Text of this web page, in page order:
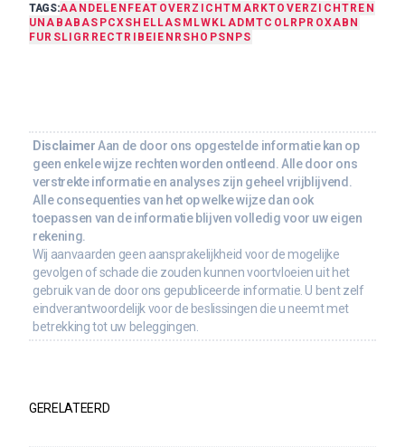
TAGS:AANDELEN FEAT OVERZICHT MARKTOVERZICHT REN
UNA BABASPCXSHELLASMLWKLAD MTCOLR PROXABN
FUR SLIGR RECT RI BEI ENRSHOPSNPS
Disclaimer Aan de door ons opgestelde informatie kan op
geen enkele wijze rechten worden ontleend. Alle door ons
verstrekte informatie en analyses zijn geheel vrijblijvend.
Alle consequenties van het op welke wijze dan ook
toepassen van de informatie blijven volledig voor uw eigen
rekening.
Wij aanvaarden geen aansprakelijkheid voor de mogelijke
gevolgen of schade die zouden kunnen voortvloeien uit het
gebruik van de door ons gepubliceerde informatie. U bent zelf
eindverantwoordelijk voor de beslissingen die u neemt met
betrekking tot uw beleggingen.
GERELATEERD